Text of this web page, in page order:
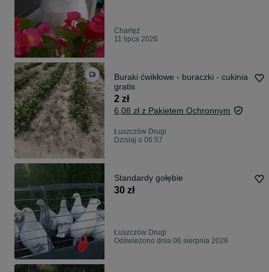
Charlęż
11 lipca 2026
Buraki ćwikłowe - buraczki - cukinia
gratis
2 zł
6,08 zł z Pakietem Ochronnym
Łuszczów Drugi
Dzisiaj o 06:57
Standardy gołębie
30 zł
Łuszczów Drugi
Odświeżono dnia 06 sierpnia 2026